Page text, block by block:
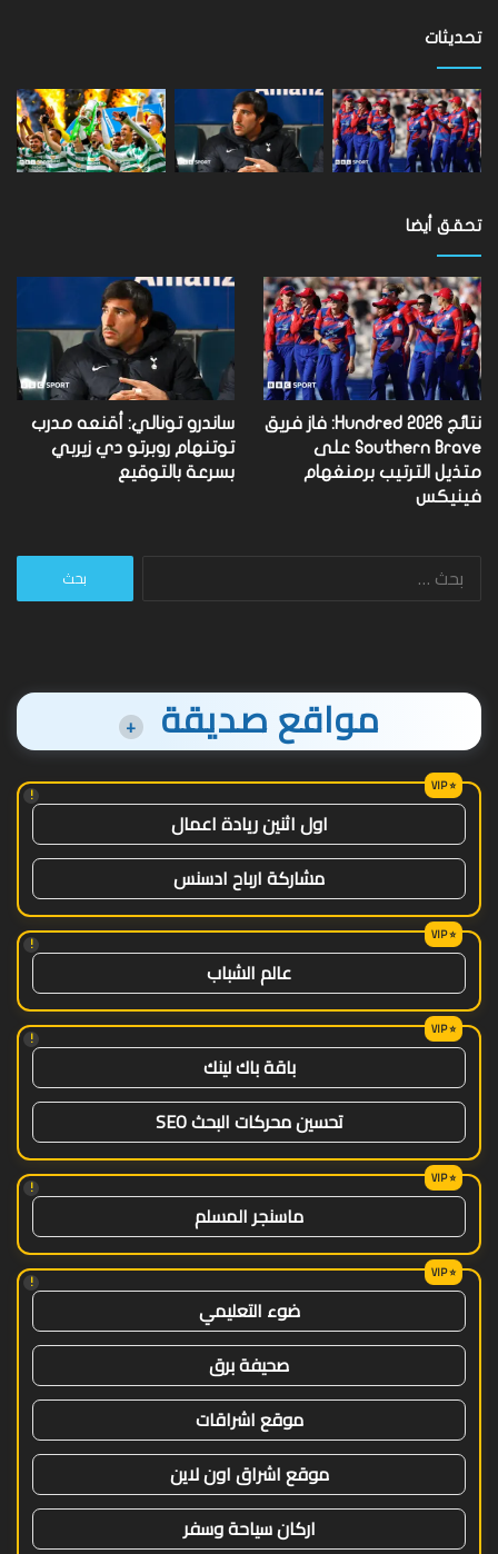
مستوى
العالم
تحديثات
تحقق أيضا
نتائج Hundred 2026: فاز فريق
Southern Brave على
متذيل الترتيب برمنغهام
فينيكس
ساندرو تونالي: أقنعه مدرب
توتنهام روبرتو دي زيربي
بسرعة بالتوقيع
البحث
مواقع صديقة +
!
اول اثنين ريادة اعمال
مشاركة ارباح ادسنس
!
عالم الشباب
!
باقة باك لينك
تحسين محركات البحث SEO
!
ماسنجر المسلم
!
ضوء التعليمي
صحيفة برق
موقع اشراقات
موقع اشراق اون لاين
اركان سياحة وسفر